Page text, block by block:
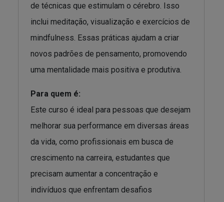
de técnicas que estimulam o cérebro. Isso
inclui meditação, visualização e exercícios de
mindfulness. Essas práticas ajudam a criar
novos padrões de pensamento, promovendo
uma mentalidade mais positiva e produtiva.
Para quem é:
Este curso é ideal para pessoas que desejam
melhorar sua performance em diversas áreas
da vida, como profissionais em busca de
crescimento na carreira, estudantes que
precisam aumentar a concentração e
indivíduos que enfrentam desafios